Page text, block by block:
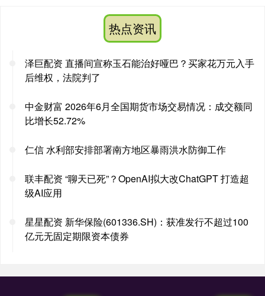
热点资讯
泽巨配资 直播间宣称玉石能治好哑巴？买家花万元入手
后维权，法院判了
中金财富 2026年6月全国期货市场交易情况：成交额同
比增长52.72%
仁信 水利部安排部署南方地区暴雨洪水防御工作
联丰配资 “聊天已死”？OpenAI拟大改ChatGPT 打造超
级AI应用
星星配资 新华保险(601336.SH)：获准发行不超过100
亿元无固定期限资本债券